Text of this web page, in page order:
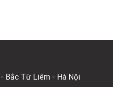
Bắc Từ Liêm - Hà Nội